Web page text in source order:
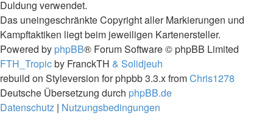
Duldung verwendet.
Das uneingeschränkte Copyright aller Markierungen und
Kampftaktiken liegt beim jeweiligen Kartenersteller.
Powered by phpBB® Forum Software © phpBB Limited
FTH_Tropicby FranckTH & Solidjeuh
rebuild on Styleversion for phpbb 3.3.x fromChris1278
Deutsche Übersetzung durch phpBB.de
Datenschutz | Nutzungsbedingungen